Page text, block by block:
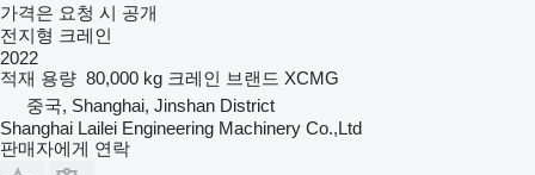
가격은 요청 시 공개
전지형 크레인
2022
적재 용량 80,000 kg 크레인 브랜드 XCMG
중국, Shanghai, Jinshan District
Shanghai Lailei Engineering Machinery Co.,Ltd
판매자에게 연락